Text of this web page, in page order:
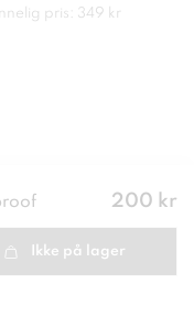
pris: 349 kr
Pris:
200 kr
Ikke på lager